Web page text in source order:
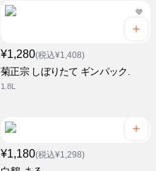
¥1,280(税込¥1,408)
菊正宗 しぼりたて ギンパック.
1.8L
¥1,180(税込¥1,298)